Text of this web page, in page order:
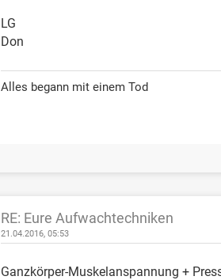
LG
Don
Alles begann mit einem Tod
RE: Eure Aufwachtechniken
21.04.2016, 05:53
Ganzkörper-Muskelanspannung +